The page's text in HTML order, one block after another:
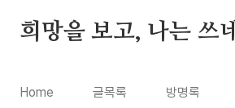
희망을 보고, 나는 쓰네
Home 글목록 방명록